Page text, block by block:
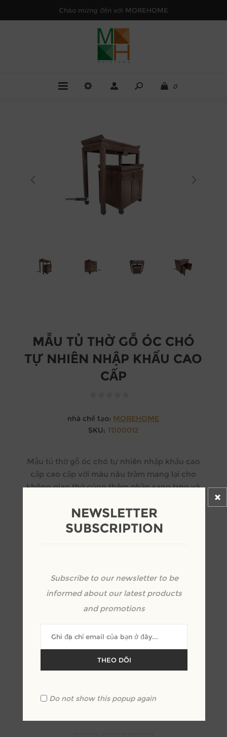
Chào mừng đến với MOREHOME
0
MẪU TỦ THỜ GỖ ÓC CHÓ
TỰ NHIÊN NHẬP KHẨU CAO
CẤP
nhà chế tạo: MOREHOME
SKU: T000012
Mẫu tủ thờ gỗ óc chó tự nhiên nhập khẩu cao
cấp cao cấp với màu nâu trầm mang lại cho
không gian thờ cúng thêm phần sang trọng và
-
NEWSLETTER
SUBSCRIPTION
Subscribe to our newsletter to be
informed about our latest products
and promotions
THEO DÕI
Do not show this popup again